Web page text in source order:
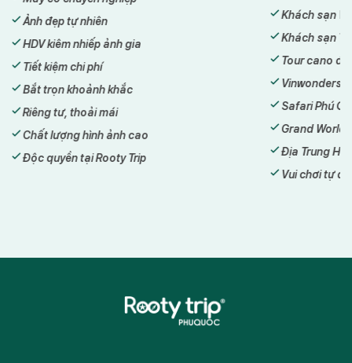
Khách sạn Wyndham Grand
Khách sạn Times Corner Sorrento
Tour cano đi đảo
Vinwonders Phú Quốc
Safari Phú Quốc
Grand World
Địa Trung Hải
Khách sạn
Sunset Town
Tour cano đi
Vinwonders
Safari Phú
Grand World
Vui chơi tự do